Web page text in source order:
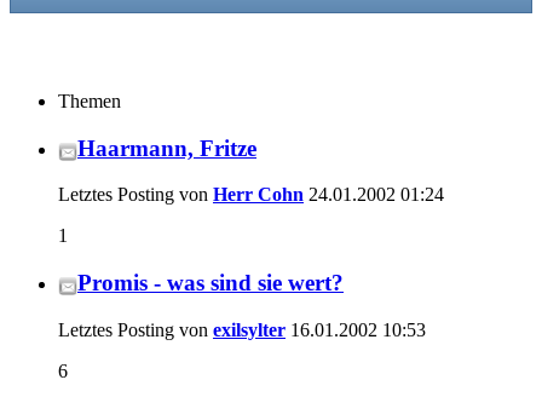
Themen
Haarmann, Fritze
Letztes Posting von Herr Cohn 24.01.2002 01:24
1
Promis - was sind sie wert?
Letztes Posting von exilsylter 16.01.2002 10:53
6